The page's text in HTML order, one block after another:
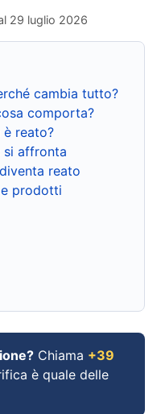
29 luglio 2026
cambia tutto?
comporta?
è reato?
si affronta
reato
prodotti
Chiama +39
è quale delle